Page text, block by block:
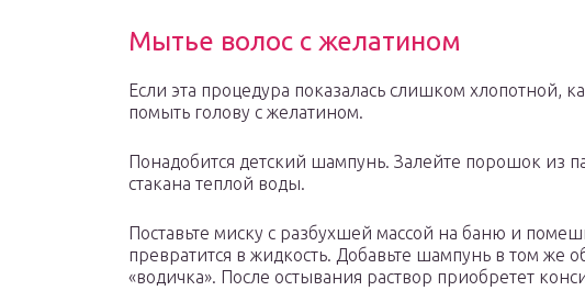
Мытье волос с желатином
Если эта процедура показалась слишком хлопотной,
помыть голову с желатином.
Понадобится детский шампунь. Залейте порошок из
стакана теплой воды.
Поставьте миску с разбухшей массой на баню и
превратится в жидкость. Добавьте шампунь в том же
«водичка». После остывания раствор приобретет